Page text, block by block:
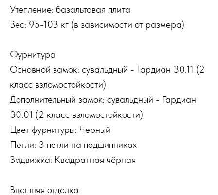
Утепление: базальтовая плита
Вес: 95-103 кг (в зависимости от размера)
Фурнитура
Основной замок: сувальдный - Гардиан 30.11 (2
класс взломостойкости)
Дополнительный замок: сувальдный - Гардиан
30.01 (2 класс взломостойкости)
Цвет фурнитуры: Черный
Петли: 3 петли на подшипниках
Задвижка: Квадратная чёрная
Внешняя отделка